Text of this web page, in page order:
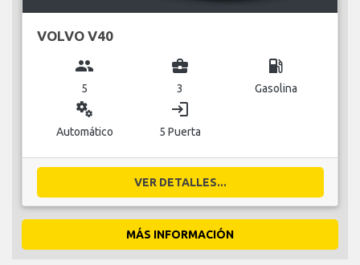
VOLVO V40
group
5
business_center
3
local_gas_station
Gasolina
miscellaneous_services
Automático
login
5 Puerta
VER DETALLES...
MÁS INFORMACIÓN